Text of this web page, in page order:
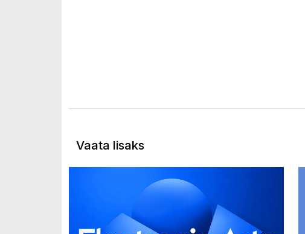
Vaata lisaks